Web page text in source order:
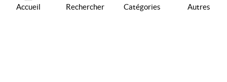
Accueil Rechercher Catégories Autres
Charte des traceurs